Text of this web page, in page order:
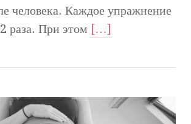
человека. Каждое упражнение
раза. При этом […]